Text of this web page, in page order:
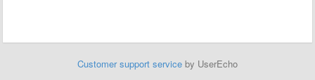
Customer support service by UserEcho